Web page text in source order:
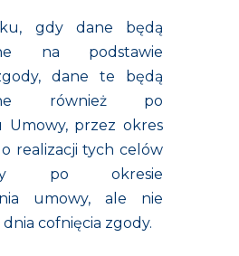
gdy dane będą
na podstawie
dane te będą
również po
Umowy, przez okres
realizacji tych celów
po okresie
umowy, ale nie
dnia cofnięcia zgody.